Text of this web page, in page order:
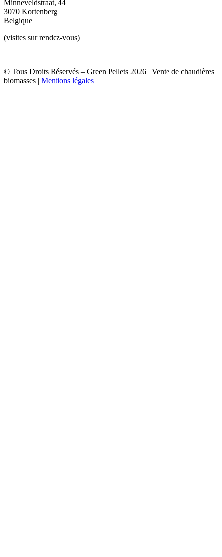
Minneveldstraat, 44
3070 Kortenberg
Belgique
(visites sur rendez-vous)
© Tous Droits Réservés – Green Pellets 2026 | Vente de chaudières
biomasses | Mentions légales